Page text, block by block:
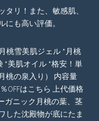
タリ！また、敏感肌、
も高い評価。
桃雪美肌ジェル *月桃
*美肌オイル *格安！単
桃の泉入り） 内容量
OFFはこちら 上代価格
ガニック月桃の葉、茎
した沈殿物が底にたま